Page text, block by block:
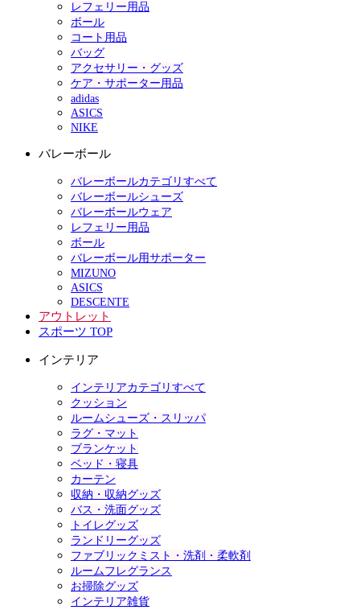
レフェリー用品
ボール
コート用品
バッグ
アクセサリー・グッズ
ケア・サポーター用品
adidas
ASICS
NIKE
バレーボール
バレーボールカテゴリすべて
バレーボールシューズ
バレーボールウェア
レフェリー用品
ボール
バレーボール用サポーター
MIZUNO
ASICS
DESCENTE
アウトレット
スポーツ TOP
インテリア
インテリアカテゴリすべて
クッション
ルームシューズ・スリッパ
ラグ・マット
ブランケット
ベッド・寝具
カーテン
収納・収納グッズ
バス・洗面グッズ
トイレグッズ
ランドリーグッズ
ファブリックミスト・洗剤・柔軟剤
ルームフレグランス
お掃除グッズ
インテリア雑貨